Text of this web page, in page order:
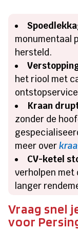
monumentaal
hersteld.
het riool met
Kraan
zonder de
meer over
CV-ketel
verholpen met
langer
Vraag snel
voor